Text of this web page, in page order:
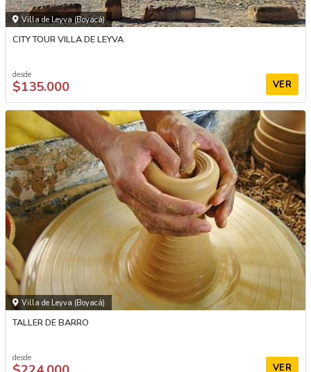
Villa de Leyva (Boyacá)
CITY TOUR VILLA DE LEYVA
desde
$135.000 VER
Villa de Leyva (Boyacá)
TALLER DE BARRO
desde
VER